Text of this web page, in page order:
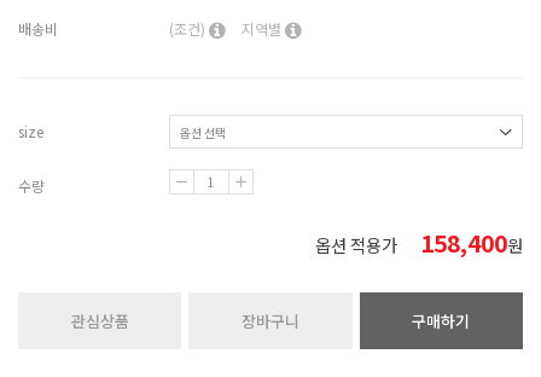
배송비 (조건) 지역별
size
수량
옵션 적용가 158,400원
관심상품 장바구니 구매하기